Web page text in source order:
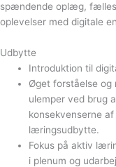
spændende oplæg, fælles
oplevelser med digitale
Udbytte
Introduktion til
Øget forståelse og
ulemper ved brug
konsekvenserne
læringsudbytte.
Fokus på aktiv
i plenum og